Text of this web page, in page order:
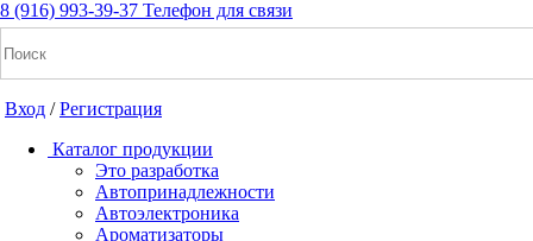
8 (916) 993-39-37 Телефон для связи
Вход /Регистрация
Каталог продукции
Это разработка
Автопринадлежности
Автоэлектроника
Ароматизаторы
+7(916) 993-39-37